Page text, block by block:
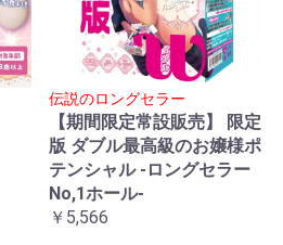
伝説のロングセラー
【期間限定常設販売】 限定
版 ダブル最高級のお嬢様ポ
テンシャル -ロングセラー
No,1ホール-
￥5,566